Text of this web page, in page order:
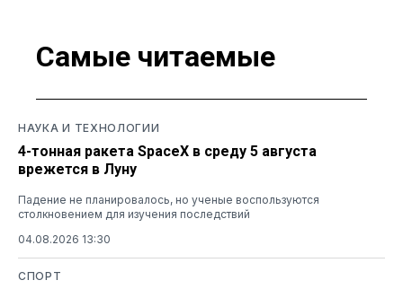
Самые читаемые
НАУКА И ТЕХНОЛОГИИ
4-тонная ракета SpaceX в среду 5 августа
врежется в Луну
Падение не планировалось, но ученые воспользуются
столкновением для изучения последствий
04.08.2026 13:30
СПОРТ